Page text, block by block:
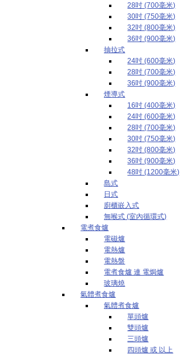
28吋 (700毫米)
30吋 (750毫米)
32吋 (800毫米)
36吋 (900毫米)
抽拉式
24吋 (600毫米)
28吋 (700毫米)
36吋 (900毫米)
煙導式
16吋 (400毫米)
24吋 (600毫米)
28吋 (700毫米)
30吋 (750毫米)
32吋 (800毫米)
36吋 (900毫米)
48吋 (1200毫米)
島式
日式
廚櫃嵌入式
無喉式 (室內循環式)
電煮食爐
電磁爐
電熱爐
電熱盤
電煮食爐 連 電焗爐
玻璃燒
氣體煮食爐
氣體煮食爐
單頭爐
雙頭爐
三頭爐
四頭爐 或 以上